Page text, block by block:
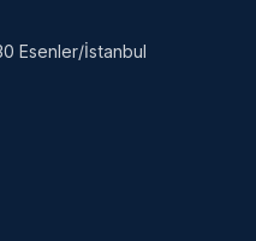
Esenler/İstanbul